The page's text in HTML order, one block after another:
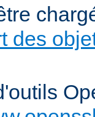
des